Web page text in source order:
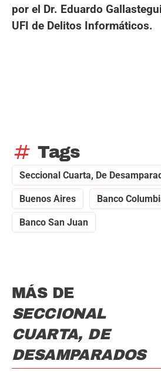
por el Dr. Eduardo
UFI de Delitos Informáticos.
tag Tags
Seccional Cuarta, De
Buenos Aires Banco
Banco San Juan
MÁS DE
SECCIONAL
CUARTA, DE
DESAMPARADOS